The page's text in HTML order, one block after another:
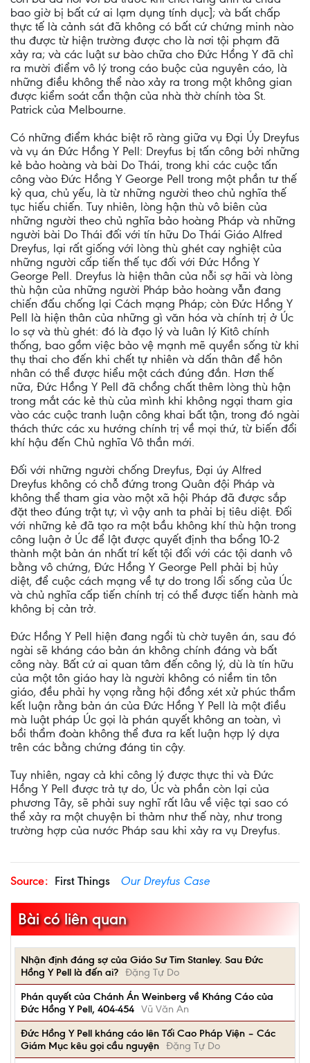
bao giờ bị bất cứ ai lạm dụng tính dục]; và bất chấp
thực tế là cảnh sát đã không có bất cứ chứng minh nào
thu được từ hiện trường được cho là nơi tội phạm đã
xảy ra; và các luật sư bào chữa cho Đức Hồng Y đã chỉ
ra mười điểm vô lý trong cáo buộc của nguyên cáo, là
những điều không thể nào xảy ra trong một không gian
được kiểm soát cẩn thận của nhà thờ chính tòa St.
Patrick của Melbourne.
Có những điểm khác biệt rõ ràng giữa vụ Đại Úy Dreyfus
và vụ án Đức Hồng Y Pell: Dreyfus bị tấn công bởi những
kẻ bảo hoàng và bài Do Thái, trong khi các cuộc tấn
công vào Đức Hồng Y George Pell trong một phần tư thế
kỷ qua, chủ yếu, là từ những người theo chủ nghĩa thế
tục hiếu chiến. Tuy nhiên, lòng hận thù vô biên của
những người theo chủ nghĩa bảo hoàng Pháp và những
người bài Do Thái đối với tín hữu Do Thái Giáo Alfred
Dreyfus, lại rất giống với lòng thù ghét cay nghiệt của
những người cấp tiến thế tục đối với Đức Hồng Y
George Pell. Dreyfus là hiện thân của nỗi sợ hãi và lòng
thù hận của những người Pháp bảo hoàng vẫn đang
chiến đấu chống lại Cách mạng Pháp; còn Đức Hồng Y
Pell là hiện thân của những gì văn hóa và chính trị ở Úc
lo sợ và thù ghét: đó là đạo lý và luân lý Kitô chính
thống, bao gồm việc bảo vệ mạnh mẽ quyền sống từ khi
thụ thai cho đến khi chết tự nhiên và dấn thân để hôn
nhân có thể được hiểu một cách đúng đắn. Hơn thế
nữa, Đức Hồng Y Pell đã chồng chất thêm lòng thù hận
trong mắt các kẻ thù của mình khi không ngại tham gia
vào các cuộc tranh luận công khai bất tận, trong đó ngài
thách thức các xu hướng chính trị về mọi thứ, từ biến đổi
khí hậu đến Chủ nghĩa Vô thần mới.
Đối với những người chống Dreyfus, Đại úy Alfred
Dreyfus không có chỗ đứng trong Quân đội Pháp và
không thể tham gia vào một xã hội Pháp đã được sắp
đặt theo đúng trật tự; vì vậy anh ta phải bị tiêu diệt. Đối
với những kẻ đã tạo ra một bầu không khí thù hận trong
công luận ở Úc để lật được quyết định tha bổng 10-2
thành một bản án nhất trí kết tội đối với các tội danh vô
bằng vô chứng, Đức Hồng Y George Pell phải bị hủy
diệt, để cuộc cách mạng về tự do trong lối sống của Úc
và chủ nghĩa cấp tiến chính trị có thể được tiến hành mà
không bị cản trở.
Đức Hồng Y Pell hiện đang ngồi tù chờ tuyên án, sau đó
ngài sẽ kháng cáo bản án không chính đáng và bất
công này. Bất cứ ai quan tâm đến công lý, dù là tín hữu
của một tôn giáo hay là người không có niềm tin tôn
giáo, đều phải hy vọng rằng hội đồng xét xử phúc thẩm
kết luận rằng bản án của Đức Hồng Y Pell là một điều
mà luật pháp Úc gọi là phán quyết không an toàn, vì
bồi thẩm đoàn không thể đưa ra kết luận hợp lý dựa
trên các bằng chứng đáng tin cậy.
Tuy nhiên, ngay cả khi công lý được thực thi và Đức
Hồng Y Pell được trả tự do, Úc và phần còn lại của
phương Tây, sẽ phải suy nghĩ rất lâu về việc tại sao có
thể xảy ra một chuyện bi thảm như thế này, như trong
trường hợp của nước Pháp sau khi xảy ra vụ Dreyfus.
Source: First Things Our Dreyfus Case
Bài có liên quan
Nhận định đáng sợ của Giáo Sư Tim Stanley. Sau Đức
Hồng Y Pell là đến ai? Đặng Tự Do
Phán quyết của Chánh Án Weinberg về Kháng Cáo của
Đức Hồng Y Pell, 404-454 Vũ Văn An
Đức Hồng Y Pell kháng cáo lên Tối Cao Pháp Viện – Các
Giám Mục kêu gọi cầu nguyện Đặng Tự Do